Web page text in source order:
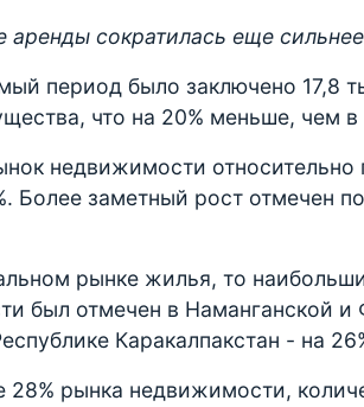
сократилась еще
период было заключено 17,8
что на 20% меньше, чем в
недвижимости относительно
Более заметный рост отмечен
рынке жилья, то
был отмечен в Наманганской и
Каракалпакстан - на
рынка недвижимости,